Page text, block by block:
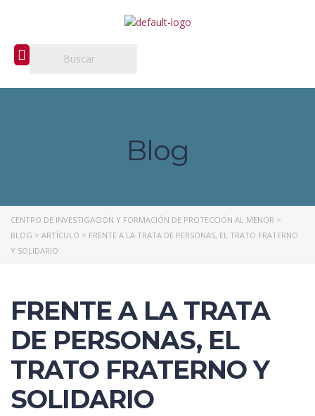
Blog
CENTRO DE INVESTIGACIÓN Y FORMACIÓN DE PROTECCIÓN AL MENOR >
BLOG > ARTÍCULO > FRENTE A LA TRATA DE PERSONAS, EL TRATO FRATERNO
Y SOLIDARIO
FRENTE A LA TRATA
DE PERSONAS, EL
TRATO FRATERNO Y
SOLIDARIO